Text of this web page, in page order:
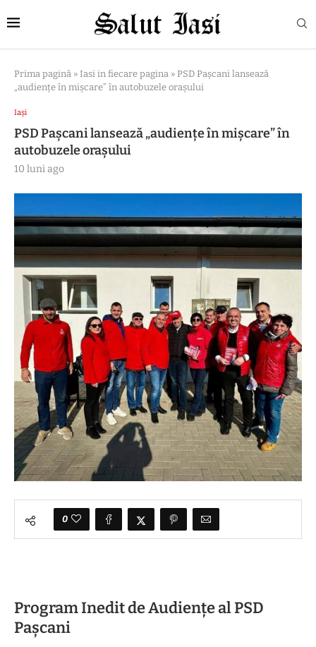
Prima pagină » Iasi in fiecare pagina » PSD Pașcani lansează
„audiențe în mișcare” în autobuzele orașului
Iași
PSD Pașcani lansează „audiențe în mișcare” în
autobuzele orașului
10 luni ago
0
Program Inedit de Audiențe al PSD
Pașcani